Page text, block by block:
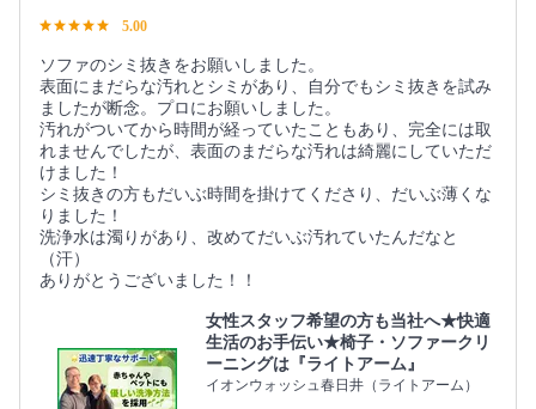
5.00
ソファのシミ抜きをお願いしました。
表面にまだらな汚れとシミがあり、自分でもシミ抜きを試み
ましたが断念。プロにお願いしました。
汚れがついてから時間が経っていたこともあり、完全には取
れませんでしたが、表面のまだらな汚れは綺麗にしていただ
けました！
シミ抜きの方もだいぶ時間を掛けてくださり、だいぶ薄くな
りました！
洗浄水は濁りがあり、改めてだいぶ汚れていたんだなと
（汗）
ありがとうございました！！
女性スタッフ希望の方も当社へ★快適
生活のお手伝い★椅子・ソファークリ
ーニングは『ライトアーム』
イオンウォッシュ春日井（ライトアーム）